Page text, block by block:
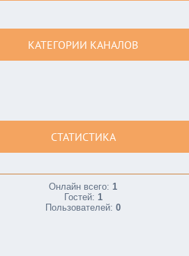
КАТЕГОРИИ КАНАЛОВ
СТАТИСТИКА
Онлайн всего: 1
Гостей: 1
Пользователей: 0